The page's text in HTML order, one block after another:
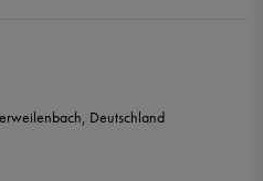
Deutschland